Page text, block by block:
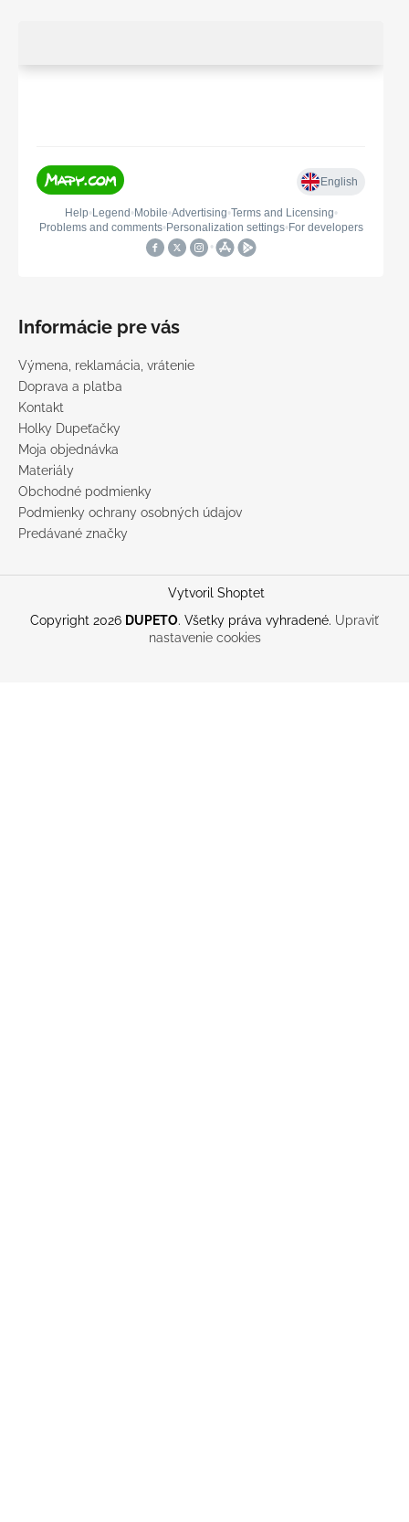
Informácie pre vás
Výmena, reklamácia, vrátenie
Doprava a platba
Kontakt
Holky Dupeťačky
Moja objednávka
Materiály
Obchodné podmienky
Podmienky ochrany osobných údajov
Predávané značky
Vytvoril Shoptet
Copyright 2026 DUPETO. Všetky práva vyhradené. Upraviť
nastavenie cookies